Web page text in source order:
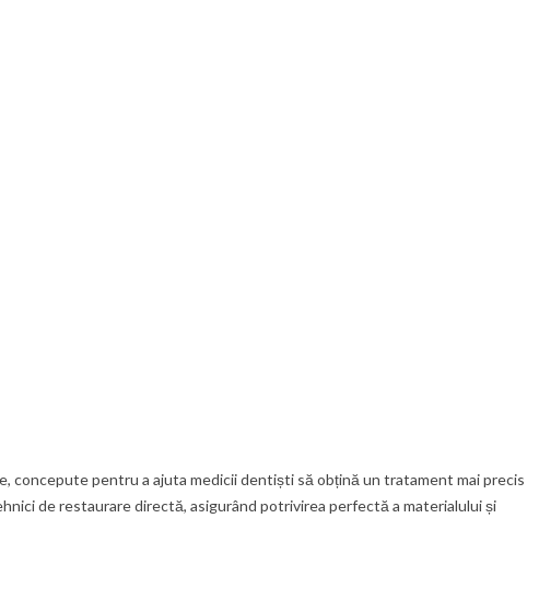
pentru a ajuta medicii dentiști să obțină un tratament mai precis
de restaurare directă, asigurând potrivirea perfectă a materialului și